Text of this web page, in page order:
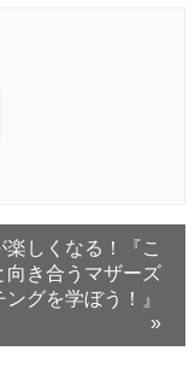
楽しくなる！『こ
向き合うマザーズ
ングを学ぼう！』
»